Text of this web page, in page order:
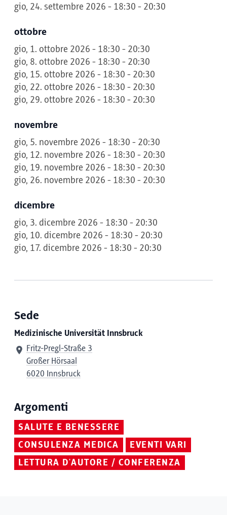
gio, 24. settembre 2026 - 18:30 - 20:30
ottobre
gio, 1. ottobre 2026 - 18:30 - 20:30
gio, 8. ottobre 2026 - 18:30 - 20:30
gio, 15. ottobre 2026 - 18:30 - 20:30
gio, 22. ottobre 2026 - 18:30 - 20:30
gio, 29. ottobre 2026 - 18:30 - 20:30
novembre
gio, 5. novembre 2026 - 18:30 - 20:30
gio, 12. novembre 2026 - 18:30 - 20:30
gio, 19. novembre 2026 - 18:30 - 20:30
gio, 26. novembre 2026 - 18:30 - 20:30
dicembre
gio, 3. dicembre 2026 - 18:30 - 20:30
gio, 10. dicembre 2026 - 18:30 - 20:30
gio, 17. dicembre 2026 - 18:30 - 20:30
Sede
Medizinische Universität Innsbruck
Fritz-Pregl-Straße 3
Großer Hörsaal
6020 Innsbruck
Argomenti
SALUTE E BENESSERE
CONSULENZA MEDICA
EVENTI VARI
LETTURA D'AUTORE / CONFERENZA